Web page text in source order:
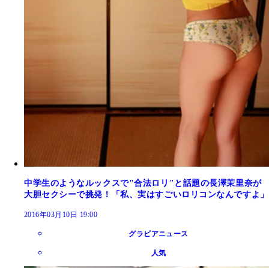
中学生のようなルックスで"合法ロリ"と話題の長澤茉里奈が
大胆セクシーで挑発！「私、実はすごいロリコンなんですよ」
2016年03月10日 19:00
グラビアニュース
人気